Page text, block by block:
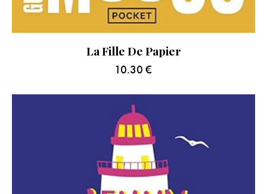
La Fille De Papier
10.30 €